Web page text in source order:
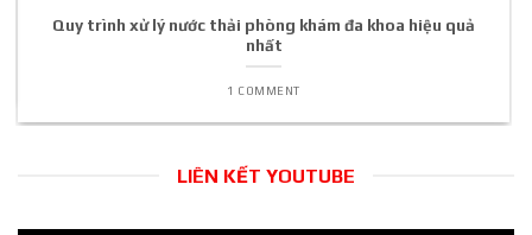
Quy trình xử lý nước thải phòng khám đa khoa hiệu quả
nhất
1 COMMENT
LIÊN KẾT YOUTUBE